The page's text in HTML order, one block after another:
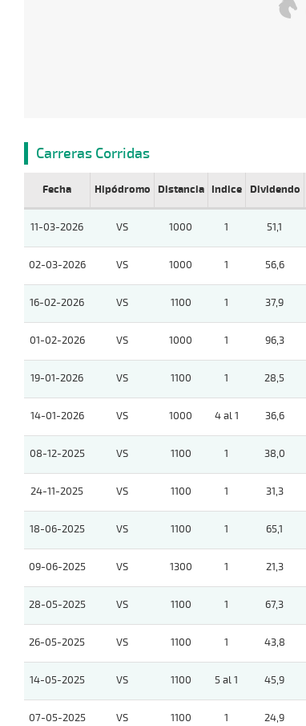
Carreras Corridas
Fecha Hipódromo Distancia Indice Dividendo
11-03-2026 VS 1000 1 51,1
02-03-2026 VS 1000 1 56,6
16-02-2026 VS 1100 1 37,9
01-02-2026 VS 1000 1 96,3
19-01-2026 VS 1100 1 28,5
14-01-2026 VS 1000 4 al 1 36,6
08-12-2025 VS 1100 1 38,0
24-11-2025 VS 1100 1 31,3
18-06-2025 VS 1100 1 65,1
09-06-2025 VS 1300 1 21,3
28-05-2025 VS 1100 1 67,3
26-05-2025 VS 1100 1 43,8
14-05-2025 VS 1100 5 al 1 45,9
07-05-2025 VS 1100 1 24,9